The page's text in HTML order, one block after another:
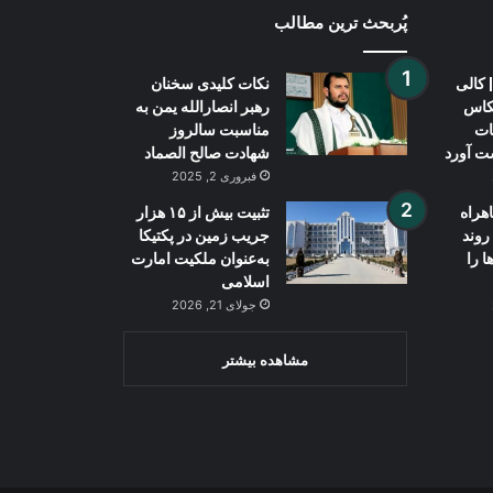
کالی
آورد
را
پُربحث ترین مطالب
نکات کلیدی سخنان
رهبر انصارالله یمن به
مناسبت سالروز
شهادت صالح الصماد
فبروری 2, 2025
تثبیت بیش از ۱۵ هزار
جریب زمین در پکتیکا
به‌عنوان ملکیت امارت
اسلامی
جولای 21, 2026
مشاهده بیشتر